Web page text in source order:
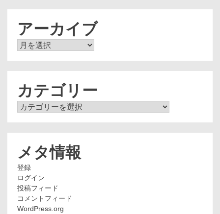
アーカイブ
ア
カテゴリー
カ
メタ情報
登録
ログイン
投稿フィード
コメントフィード
WordPress.org